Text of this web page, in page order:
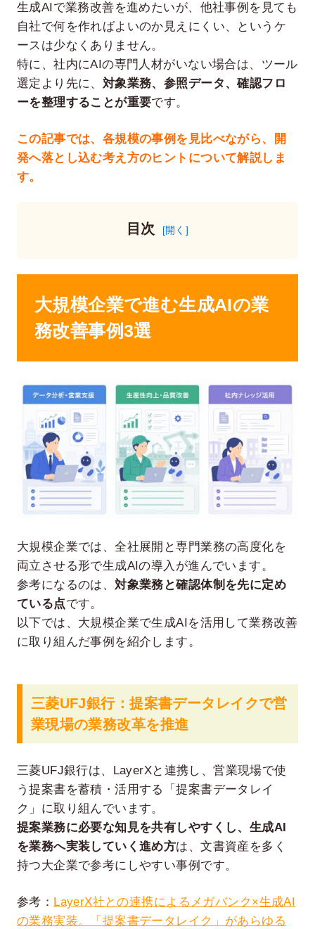
生成AIで業務改善を進めたいが、他社事例を見ても
自社で何を作ればよいのか見えにくい、というケ
ースは少なくありません。
特に、社内にAIの専門人材がいない場合は、ツール
選定より先に、 対象業務、参照データ、確認フロ
ーを整理することが重要です。
この記事では、各規模の事例を見比べながら、開
発へ落とし込む考え方のヒントについて解説しま
す。
目次
大規模企業で進む生成AIの業
務改善事例3選
大規模企業では、全社展開と専門業務の高度化を
両立させる形で生成AIの導入が進んでいます。
参考になるのは、対象業務と確認体制を先に定め
ている点です。
以下では、大規模企業で生成AIを活用して業務改善
に取り組んだ事例を紹介します。
三菱UFJ銀行：提案書データレイクで営
業現場の業務改革を推進
三菱UFJ銀行は、LayerXと連携し、営業現場で使
う提案書を蓄積・活用する「提案書データレイ
ク」に取り組んでいます。
提案業務に必要な知見を共有しやすくし、生成AI
を業務へ実装していく進め方は、文書資産を多く
持つ大企業で参考にしやすい事例です。
参考： LayerX社との連携によるメガバンク×生成AI
の業務実装。「提案書データレイク」があらゆる